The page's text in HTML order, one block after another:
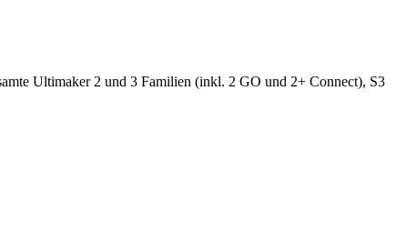
Ultimaker 2 und 3 Familien (inkl. 2 GO und 2+ Connect), S3